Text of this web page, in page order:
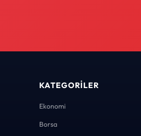
KATEGORILER
Ekonomi
Borsa